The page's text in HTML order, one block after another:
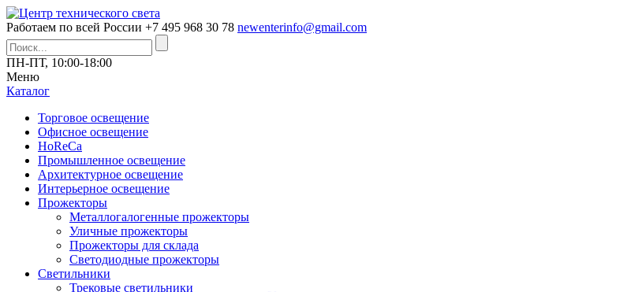
Работаем по всей России +7 495 968 30 78 newenterinfo@gmail.com
ПН-ПТ, 10:00-18:00
Меню
Каталог
Торговое освещение
Офисное освещение
HoReCa
Промышленное освещение
Архитектурное освещение
Интерьерное освещение
Прожекторы
Металлогалогенные прожекторы
Уличные прожекторы
Прожекторы для склада
Светодиодные прожекторы
Светильники
Трековые светильники